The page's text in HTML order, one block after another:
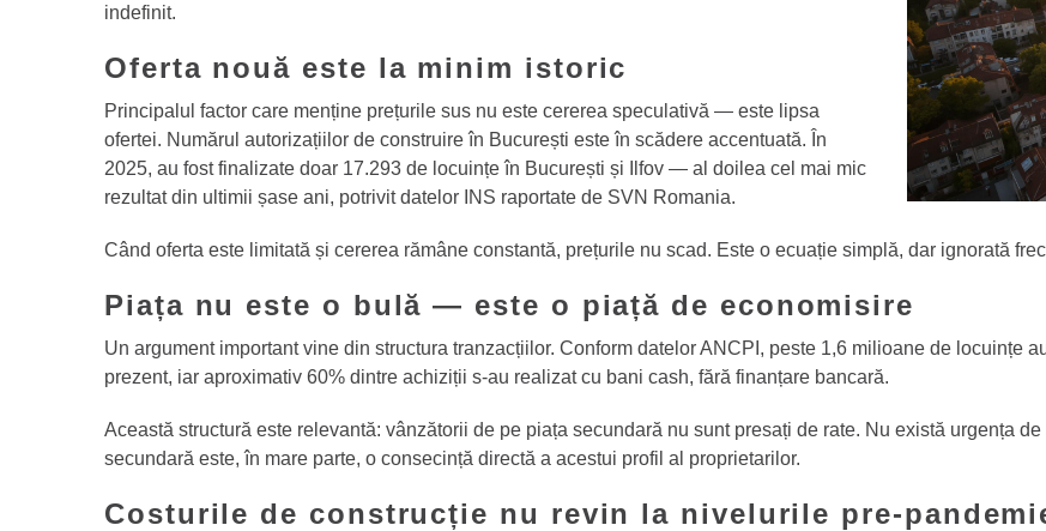
indefinit.
Oferta nouă este la minim istoric
Principalul factor care menține prețurile sus nu este cererea speculativă — este lipsa
ofertei. Numărul autorizațiilor de construire în București este în scădere accentuată. În
2025, au fost finalizate doar 17.293 de locuințe în București și Ilfov — al doilea cel mai mic
rezultat din ultimii șase ani, potrivit datelor INS raportate de SVN Romania.
Când oferta este limitată și cererea rămâne constantă, prețurile nu scad. Este o ecuație simplă, dar ignorată
Piața nu este o bulă — este o piață de economisire
Un argument important vine din structura tranzacțiilor. Conform datelor ANCPI, peste 1,6 milioane de locuințe
prezent, iar aproximativ 60% dintre achiziții s-au realizat cu bani cash, fără finanțare bancară.
Această structură este relevantă: vânzătorii de pe piața secundară nu sunt presați de rate. Nu există urgența
secundară este, în mare parte, o consecință directă a acestui profil al proprietarilor.
Costurile de construcție nu revin la nivelurile pre-